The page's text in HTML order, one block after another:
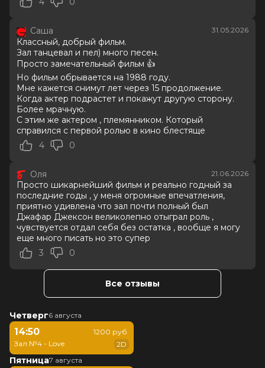
Страна
Слоган
—
Режиссер
Антуан Фукуа
Актеры
Джаафар Джексон, Джулиано
Вальди, Колман Доминго, Ниа Лонг,
Майлз Теллер, Кендрик Сэмпсон, Кэт
Грэм, Лора Хэрриер, Лоренц Тейт,
Дерек Люк
Продюсеры
Джон Бранка, Грэм Кинг, Джон
Сценаристы
Длительность
В прокате
с 23 июня до 7 августа
Меморандум
до 3 июня
Саша 31.05.2026
Классный, добрый фильм.
Зал танцевал и пел) много песен.
Просто замечательный фильм 👍
Но фильм обрывается на 1988 году.
Мне кажется снимут лет через 15 продолжение.
Когда актер подрастет и покажут другую сторону.
Более мрачную.
С этим же актером , племянником. Который
справился с первой ролью в кино блестяще
4
0
Оля 21.06.2026
Просто шикарнейший фильм и реально годный за
последние годы , у меня огромные впечатления,
приятно удивлена что зал почти полный был
Джафар Джексон великолепно отыграл роль ,
чувствуется отдал себя без остатка , вообще я могу
еще много писать но это супер
3
0
Все отзывы
Четверг6 августа
14:50
Зал №4 - Love
1200 руб.
2D
Пятница7 августа